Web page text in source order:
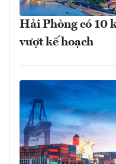
Hải Phòng có 10
vượt kế hoạch